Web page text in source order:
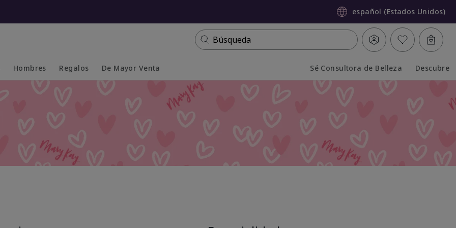
español (Estados Unidos)
Búsqueda
Hombres
Collapsed
Expanded
Regalos De Mayor Venta Sé Consultora de Belleza Descubre